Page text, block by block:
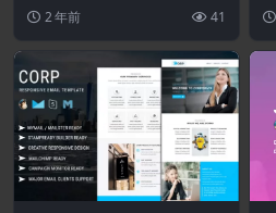
何类型的问...
2 年前 41